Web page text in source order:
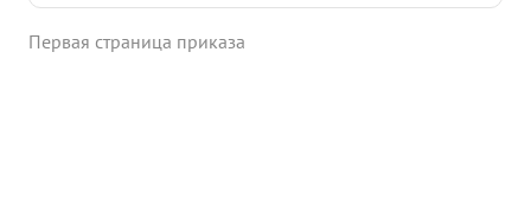
награждения вторым Орденом Красное Знемя"
Первая страница приказа